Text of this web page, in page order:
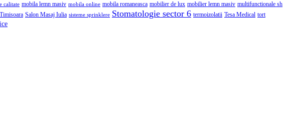
calitate mobila lemn masiv mobila online mobila romaneasca mobilier de lux mobilier lemn masiv multifunctionale sh
Salon Masaj Iulia sisteme sprinklere Stomatologie sector 6 termoizolatii Tesa Medical tort